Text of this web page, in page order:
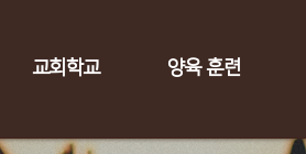
교회학교 양육 훈련